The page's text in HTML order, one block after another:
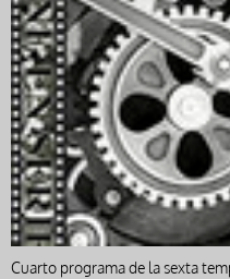
Cuarto programa de la sexta